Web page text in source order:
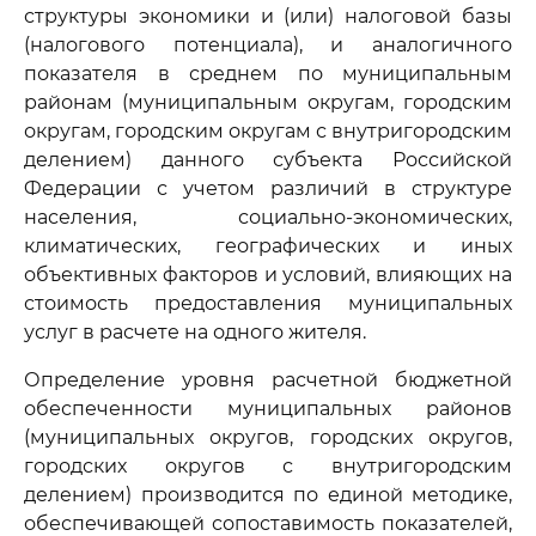
структуры экономики и (или) налоговой базы
(налогового потенциала), и аналогичного
показателя в среднем по муниципальным
районам (муниципальным округам, городским
округам, городским округам с внутригородским
делением) данного субъекта Российской
Федерации с учетом различий в структуре
населения, социально-экономических,
климатических, географических и иных
объективных факторов и условий, влияющих на
стоимость предоставления муниципальных
услуг в расчете на одного жителя.
Определение уровня расчетной бюджетной
обеспеченности муниципальных районов
(муниципальных округов, городских округов,
городских округов с внутригородским
делением) производится по единой методике,
обеспечивающей сопоставимость показателей,